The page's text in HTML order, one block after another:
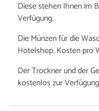
Diese stehen Ihnen im
Verfügung.
Die Münzen für die
Hotelshop. Kosten pro
Der Trockner und der
kostenlos zur